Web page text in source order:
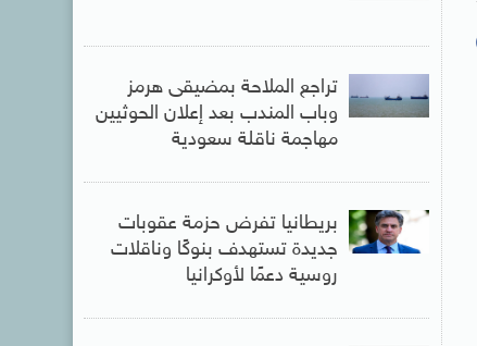
تراجع الملاحة بمضيقى هرمز
وباب المندب بعد إعلان الحوثيين
مهاجمة ناقلة سعودية
بريطانيا تفرض حزمة عقوبات
جديدة تستهدف بنوكًا وناقلات
روسية دعمًا لأوكرانيا